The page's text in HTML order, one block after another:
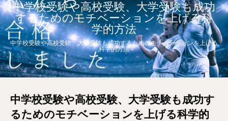
中学校受験や高校受験、大学受験も成功
するためのモチベーションを上げる科
学的方法
中学校受験や高校受験、大学受験も成功するためのモチベーションを上げる
科学的方法
中学校受験や高校受験、大学受験も成功す
るためのモチベーションを上げる科学的